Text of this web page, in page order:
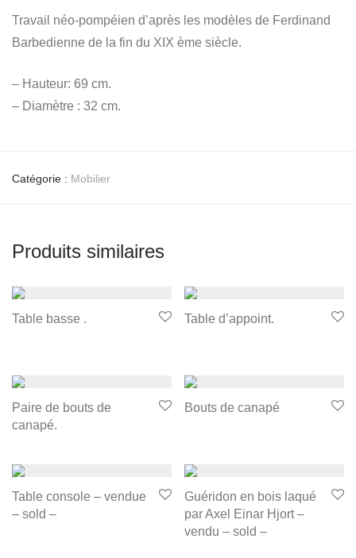
Travail néo-pompéien d’après les modèles de Ferdinand
Barbedienne de la fin du XIX ème siècle.
– Hauteur: 69 cm.
– Diamètre : 32 cm.
Catégorie : Mobilier
Produits similaires
Table basse . Table d’appoint.
Paire de bouts de
canapé.
Bouts de canapé
Table console – vendue
– sold –
Guéridon en bois laqué
par Axel Einar Hjort –
vendu – sold –